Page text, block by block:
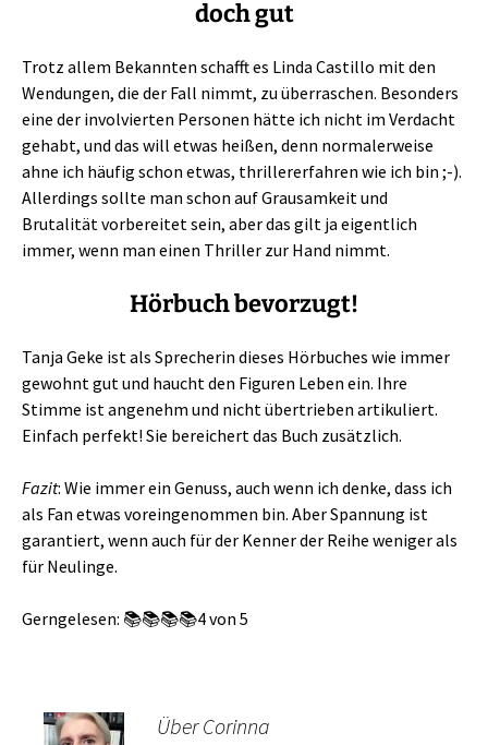
doch gut
Trotz allem Bekannten schafft es Linda Castillo mit den
Wendungen, die der Fall nimmt, zu überraschen. Besonders
eine der involvierten Personen hätte ich nicht im Verdacht
gehabt, und das will etwas heißen, denn normalerweise
ahne ich häufig schon etwas, thrillererfahren wie ich bin ;-).
Allerdings sollte man schon auf Grausamkeit und
Brutalität vorbereitet sein, aber das gilt ja eigentlich
immer, wenn man einen Thriller zur Hand nimmt.
Hörbuch bevorzugt!
Tanja Geke ist als Sprecherin dieses Hörbuches wie immer
gewohnt gut und haucht den Figuren Leben ein. Ihre
Stimme ist angenehm und nicht übertrieben artikuliert.
Einfach perfekt! Sie bereichert das Buch zusätzlich.
Fazit: Wie immer ein Genuss, auch wenn ich denke, dass ich
als Fan etwas voreingenommen bin. Aber Spannung ist
garantiert, wenn auch für der Kenner der Reihe weniger als
für Neulinge.
Gerngelesen: 📚📚📚📚4 von 5
Über Corinna